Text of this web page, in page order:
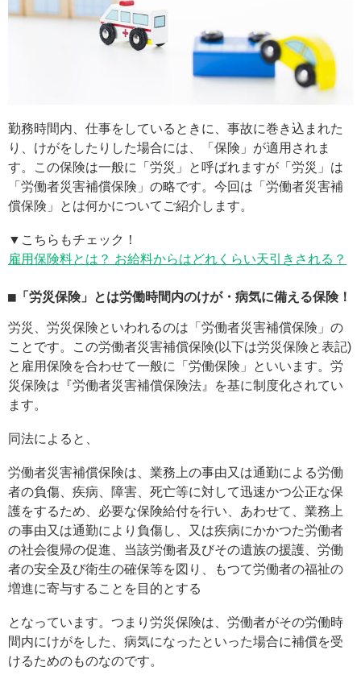
勤務時間内、仕事をしているときに、事故に巻き込まれた
り、けがをしたりした場合には、「保険」が適用されま
す。この保険は一般に「労災」と呼ばれますが「労災」は
「労働者災害補償保険」の略です。今回は「労働者災害補
償保険」とは何かについてご紹介します。
▼こちらもチェック！
雇用保険料とは？ お給料からはどれくらい天引きされる？
■「労災保険」とは労働時間内のけが・病気に備える保険！
労災、労災保険といわれるのは「労働者災害補償保険」の
ことです。この労働者災害補償保険(以下は労災保険と表記)
と雇用保険を合わせて一般に「労働保険」といいます。労
災保険は『労働者災害補償保険法』を基に制度化されてい
ます。
同法によると、
労働者災害補償保険は、業務上の事由又は通勤による労働
者の負傷、疾病、障害、死亡等に対して迅速かつ公正な保
護をするため、必要な保険給付を行い、あわせて、業務上
の事由又は通勤により負傷し、又は疾病にかかつた労働者
の社会復帰の促進、当該労働者及びその遺族の援護、労働
者の安全及び衛生の確保等を図り、もつて労働者の福祉の
増進に寄与することを目的とする
となっています。つまり労災保険は、労働者がその労働時
間内にけがをした、病気になったといった場合に補償を受
けるためのものなのです。